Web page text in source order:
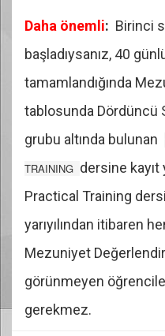
Daha önemli: Birinci
başladıysanız, 40
tamamlandığında
tablosunda Dördüncü
grubu altında bulunan
TRAINING dersine kayıt
Practical Training
yarıyılından itibaren
Mezuniyet
görünmeyen
gerekmez.